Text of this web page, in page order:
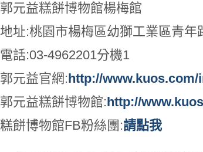
郭元益糕餅博物館楊梅館
地址:桃園市楊梅區幼獅工業區青年
電話:03-4962201分機1
郭元益官網:http://www.kuos.com/
郭元益糕餅博物館:http://
糕餅博物館FB粉絲團:請點我